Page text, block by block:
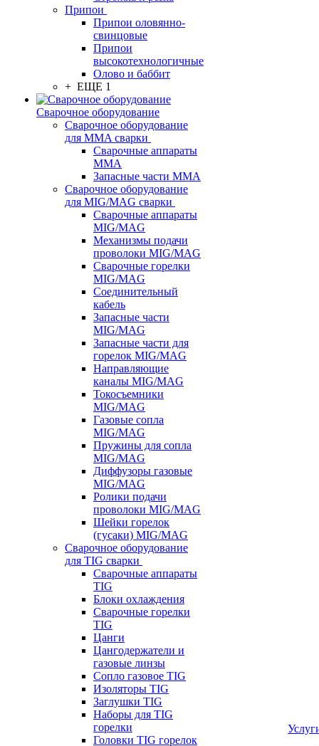
Припои
Припои оловянно-
свинцовые
Припои
высокотехнологичные
Олово и баббит
+ ЕЩЕ 1
Сварочное оборудование
Сварочное оборудование
для MMA сварки
Сварочные аппараты
MMA
Запасные части MMA
Сварочное оборудование
для MIG/MAG сварки
Сварочные аппараты
MIG/MAG
Механизмы подачи
проволоки MIG/MAG
Сварочные горелки
MIG/MAG
Соединительный
кабель
Запасные части
MIG/MAG
Запасные части для
горелок MIG/MAG
Направляющие
каналы MIG/MAG
Токосъемники
MIG/MAG
Газовые сопла
MIG/MAG
Пружины для сопла
MIG/MAG
Диффузоры газовые
MIG/MAG
Ролики подачи
проволоки MIG/MAG
Шейки горелок
(гусаки) MIG/MAG
Сварочное оборудование
для TIG сварки
Сварочные аппараты
TIG
Блоки охлаждения
Сварочные горелки
TIG
Цанги
Цангодержатели и
газовые линзы
Сопло газовое TIG
Изоляторы TIG
Заглушки TIG
Наборы для TIG
горелки
Головки TIG горелок